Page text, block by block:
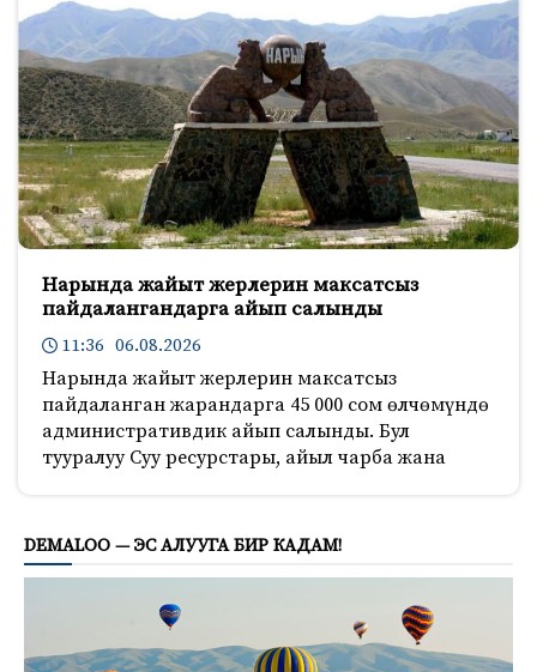
Нарында жайыт жерлерин максатсыз
пайдалангандарга айып салынды
11:36 06.08.2026
Нарында жайыт жерлерин максатсыз
пайдаланган жарандарга 45 000 сом өлчөмүндө
административдик айып салынды. Бул
тууралуу Суу ресурстары, айыл чарба жана
DEMALOO — ЭС АЛУУГА БИР КАДАМ!